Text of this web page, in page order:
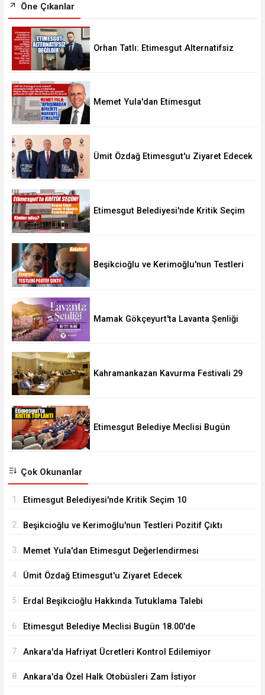
Öne Çıkanlar
Orhan Tatlı: Etimesgut Alternatifsiz
Memet Yula'dan Etimesgut
Ümit Özdağ Etimesgut'u Ziyaret Edecek
Etimesgut Belediyesi'nde Kritik Seçim
Beşikcioğlu ve Kerimoğlu'nun Testleri
Mamak Gökçeyurt'ta Lavanta Şenliği
Kahramankazan Kavurma Festivali 29
Etimesgut Belediye Meclisi Bugün
Çok Okunanlar
1. Etimesgut Belediyesi'nde Kritik Seçim 10
2. Beşikcioğlu ve Kerimoğlu'nun Testleri Pozitif Çıktı
3. Memet Yula'dan Etimesgut Değerlendirmesi
4. Ümit Özdağ Etimesgut'u Ziyaret Edecek
5. Erdal Beşikcioğlu Hakkında Tutuklama Talebi
6. Etimesgut Belediye Meclisi Bugün 18.00'de
7. Ankara'da Hafriyat Ücretleri Kontrol Edilemiyor
8. Ankara'da Özel Halk Otobüsleri Zam İstiyor